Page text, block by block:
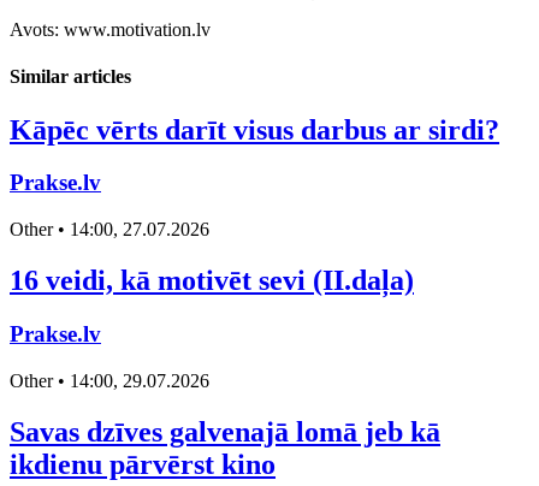
Avots: www.motivation.lv
Similar articles
Kāpēc vērts darīt visus darbus ar sirdi?
Prakse.lv
Other • 14:00, 27.07.2026
16 veidi, kā motivēt sevi (II.daļa)
Prakse.lv
Other • 14:00, 29.07.2026
Savas dzīves galvenajā lomā jeb kā
ikdienu pārvērst kino